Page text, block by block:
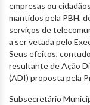
empresas ou
mantidos pela PBH,
serviços de
a ser vetada pelo
Seus efeitos,
resultante de Ação
(ADI) proposta pela
Subsecretário